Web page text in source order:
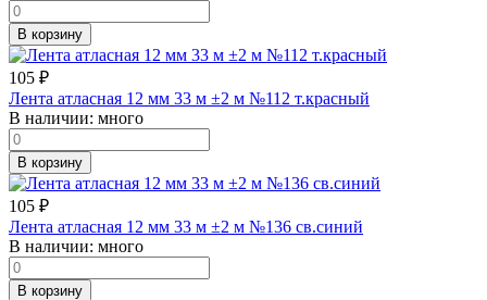
В корзину
105 ₽
Лента атласная 12 мм 33 м ±2 м №112 т.красный
В наличии: много
В корзину
105 ₽
Лента атласная 12 мм 33 м ±2 м №136 св.синий
В наличии: много
В корзину